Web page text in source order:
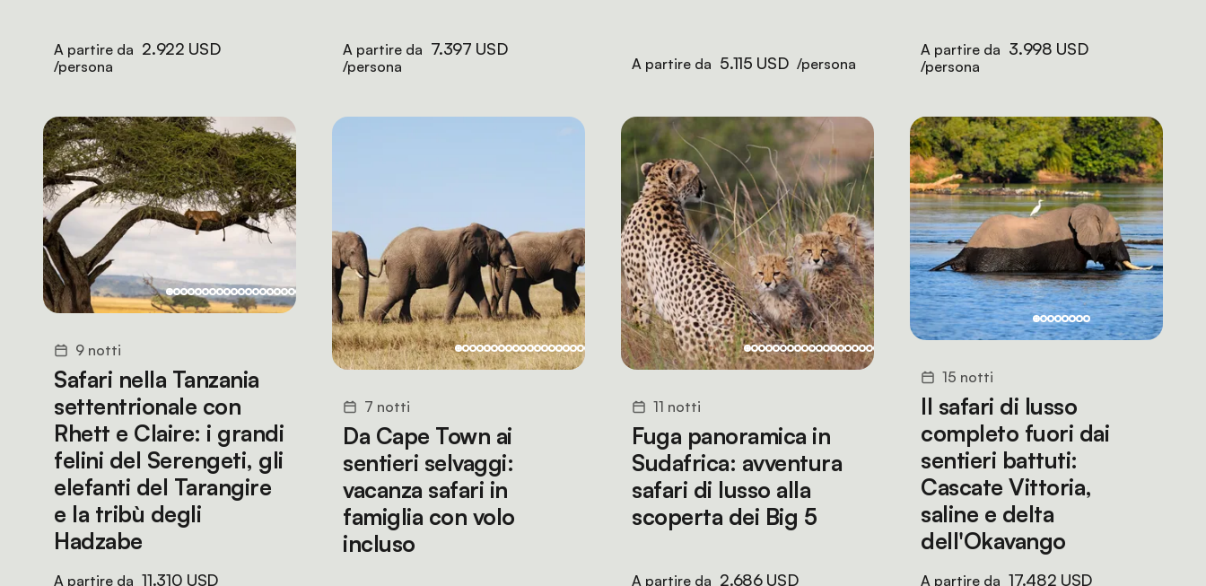
A partire da 2.922 USD
/persona
A partire da 7.397 USD
/persona A partire da 5.115 USD /persona
A partire da 3.998 USD
/persona
9 notti
Safari nella Tanzania
settentrionale con
Rhett e Claire: i grandi
felini del Serengeti, gli
elefanti del Tarangire
e la tribù degli
Hadzabe
A partire da 11.310 USD
7 notti
Da Cape Town ai
sentieri selvaggi:
vacanza safari in
famiglia con volo
incluso
11 notti
Fuga panoramica in
Sudafrica: avventura
safari di lusso alla
scoperta dei Big 5
A partire da 2.686 USD
15 notti
Il safari di lusso
completo fuori dai
sentieri battuti:
Cascate Vittoria,
saline e delta
dell'Okavango
A partire da 17.482 USD